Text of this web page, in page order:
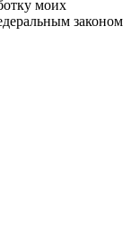
моих
законом